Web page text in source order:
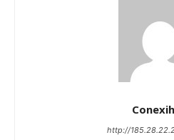
http://